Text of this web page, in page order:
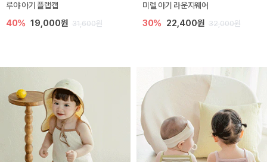
루야 아기 플랩캡
40% 19,000원 31,600원
미렐 아기 라운지웨어
30% 22,400원 32,000원